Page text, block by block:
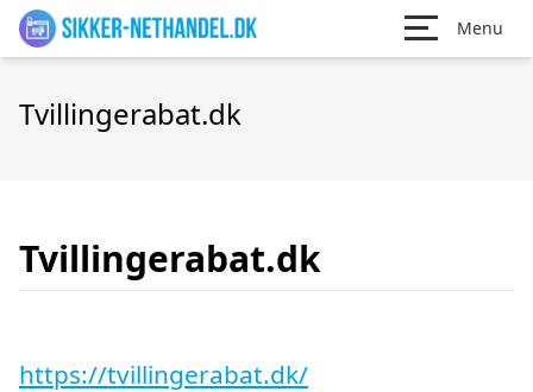
Menu
Tvillingerabat.dk
Tvillingerabat.dk
https://tvillingerabat.dk/